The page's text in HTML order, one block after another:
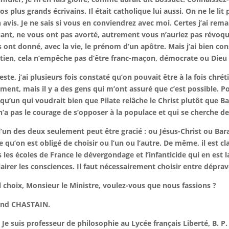
plus grands écrivains. Il était catholique lui aussi. On ne le lit
avis. Je ne sais si vous en conviendrez avec moi. Certes j’ai
ne vous ont pas avorté, autrement vous n’auriez pas
ont donné, avec la vie, le prénom d’un apôtre. Mais j’ai bien
cela n’empêche pas d’être franc-maçon, démocrate ou
j’ai plusieurs fois constaté qu’on pouvait être à la fois
mais il y a des gens qui m’ont assuré que c’est possible.
qui voudrait bien que Pilate relâche le Christ plutôt que
pas le courage de s’opposer à la populace et qui se cherche
des deux seulement peut être gracié : ou Jésus-Christ ou
qu’on est obligé de choisir ou l’un ou l’autre. De même, il est
les écoles de France le dévergondage et l’infanticide qui en
les consciences. Il faut nécessairement choisir entre
choix, Monsieur le Ministre, voulez-vous que nous fassions ?
CHASTAIN.
Je suis professeur de philosophie au Lycée français Liberté, B.